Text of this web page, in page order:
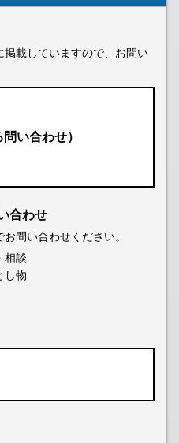
掲載していますので、お問い
い合わせ）
合わせ
問い合わせください。
相談
し物